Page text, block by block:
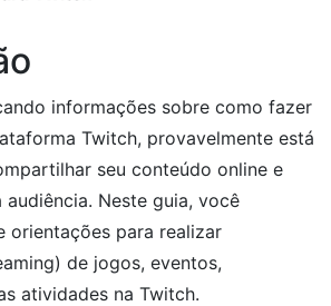
informações sobre como fazer
Twitch, provavelmente está
seu conteúdo online e
Neste guia, você
orientações para realizar
de jogos, eventos,
atividades na Twitch.